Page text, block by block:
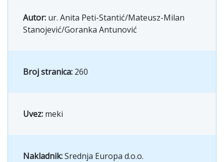
Autor: ur. Anita Peti-Stantić/Mateusz-Milan
Stanojević/Goranka Antunović
Broj stranica: 260
Uvez: meki
Nakladnik:Srednja Europa d.o.o.